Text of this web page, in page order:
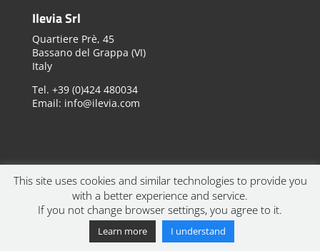
Ilevia Srl
Quartiere Prè, 45
Bassano del Grappa (VI)
Italy
Tel. +39 (0)424 480034
Email: info@ilevia.com
Newsletter Join our Newsletter
This site uses cookies and similar technologies to provide you
with a better experience and service.
If you not change browser settings, you agree to it.
Learn more I understand